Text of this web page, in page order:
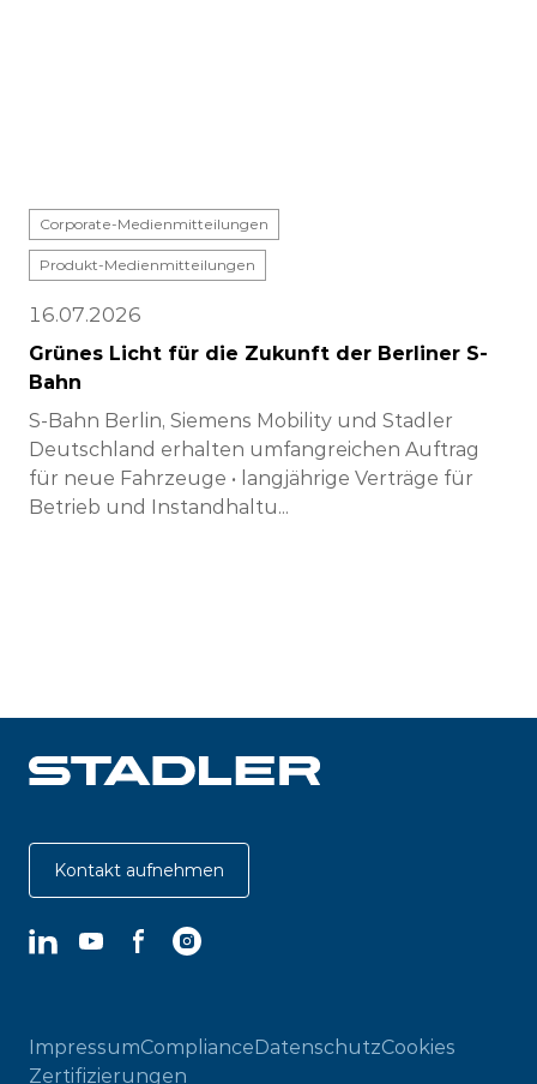
Corporate-Medienmitteilungen
Produkt-Medienmitteilungen
16.07.2026
Grünes Licht für die Zukunft der Berliner S-
Bahn
S-Bahn Berlin, Siemens Mobility und Stadler
Deutschland erhalten umfangreichen Auftrag
für neue Fahrzeuge • langjährige Verträge für
Betrieb und Instandhaltu...
Kontakt aufnehmen
LinkedInYouTubeFacebookInstagram
ImpressumComplianceDatenschutzCookies
Zertifizierungen